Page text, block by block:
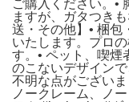
ご購入ください。•
ますが、ガタつき
送・その他】• 梱包
いたします。プロ
す。• ペット、喫煙
のこないデザイン
不明な点がござい
ノークレーム、ノ